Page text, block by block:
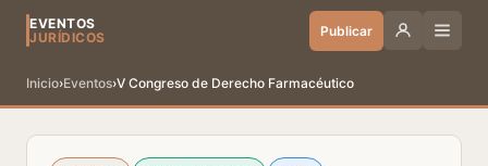
EVENTOS
JURÍDICOS
Publicar
Inicio›Eventos›V Congreso de Derecho Farmacéutico